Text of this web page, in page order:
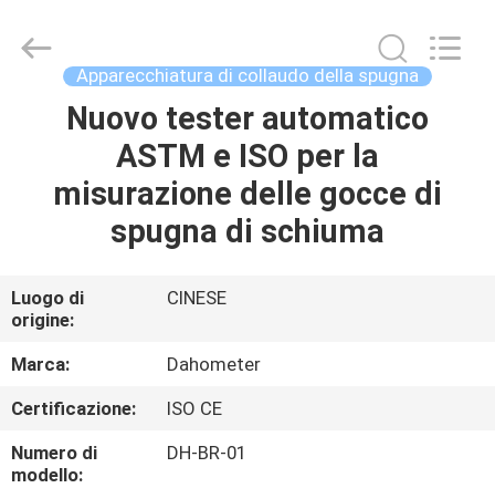
CASA
PRODOTTI
NOI
GIRO
DELLA
FABBRICA
Rights
Apparecchiatura di collaudo della spugna
Nuovo tester automatico
ASTM e ISO per la
misurazione delle gocce di
spugna di schiuma
Luogo di
origine:
CINESE
Marca:
Dahometer
Certificazione:
ISO CE
Numero di
modello:
DH-BR-01